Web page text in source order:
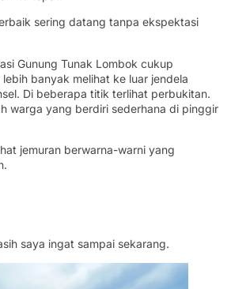
sering datang tanpa ekspektasi
Gunung Tunak Lombok cukup
banyak melihat ke luar jendela
Di beberapa titik terlihat perbukitan.
warga yang berdiri sederhana di pinggir
jemuran berwarna-warni yang
saya ingat sampai sekarang.